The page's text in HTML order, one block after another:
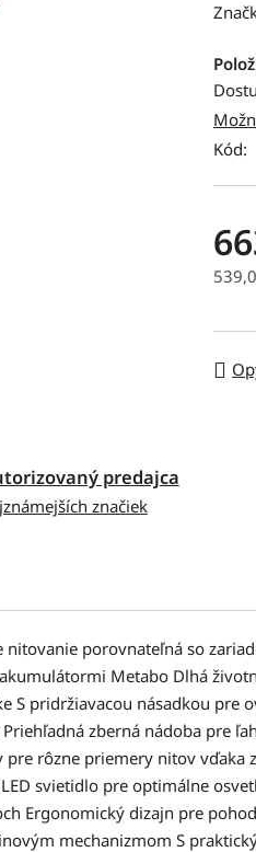
0,0
z
5
Kód:
predajca
značiek
porovnateľná so
Metabo Dlhá
S pridržiavacou násadkou pre
zberná nádoba pre
rôzne priemery nitov vďaka
svietidlo pre optimálne
Ergonomický dizajn pre
mechanizmom S